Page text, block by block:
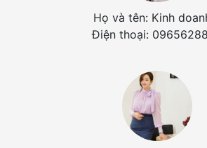
Họ và tên: Kinh
Điện thoại: